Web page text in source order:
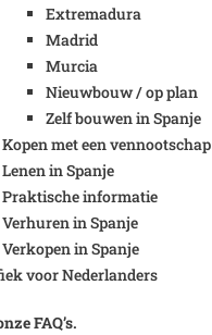
Extremadura
Madrid
Murcia
Nieuwbouw / op plan
Zelf bouwen in Spanje
Kopen met een vennootschap
Lenen in Spanje
Praktische informatie
Verhuren in Spanje
Verkopen in Spanje
voor Nederlanders
FAQ’s.